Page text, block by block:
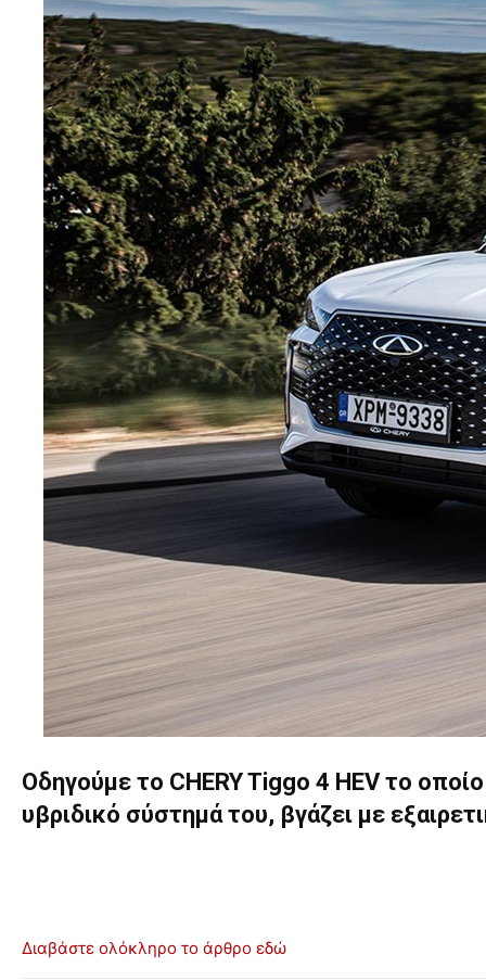
Οδηγούμε το CHERY Tiggo 4 HEV το
υβριδικό σύστημά του, βγάζει με
Διαβάστε ολόκληρο το άρθρο εδώ